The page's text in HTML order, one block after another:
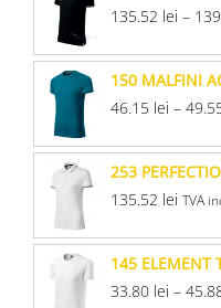
135.52 lei –
150 MALFINI
46.15 lei –
253
135.52 lei TVA
145 ELEMENT
33.80 lei –